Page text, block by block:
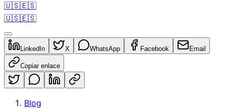
🇺🇸🇪🇸
🇺🇸🇪🇸
LinkedIn X WhatsApp Facebook Email
Copiar enlace
Blog